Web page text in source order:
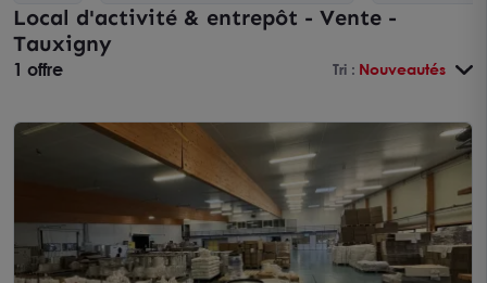
Local d'activité & entrepôt - Vente -
Tauxigny
1 offre Tri : Nouveautés